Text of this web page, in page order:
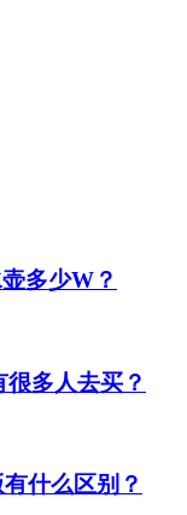
多少W？
多人去买？
什么区别？